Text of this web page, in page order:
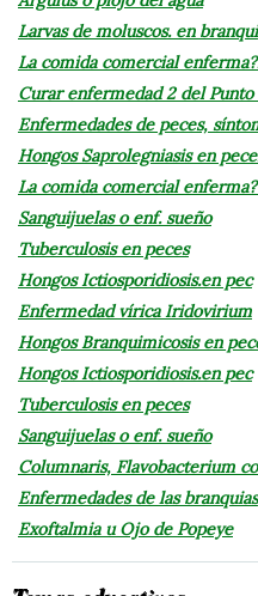
Larvas de moluscos. en branqui
La comida comercial
Curar enfermedad 2 del Punto
Enfermedades de peces,
Hongos Saprolegniasis en
La comida comercial
Sanguijuelas o enf. sueño
Tuberculosis en peces
Hongos Ictiosporidiosis.en pec
Enfermedad vírica Iridovirium
Hongos Branquimicosis en
Hongos Ictiosporidiosis.en pec
Tuberculosis en peces
Sanguijuelas o enf. sueño
Columnaris, Flavobacterium
Enfermedades de las branquias
Exoftalmia u Ojo de Popeye